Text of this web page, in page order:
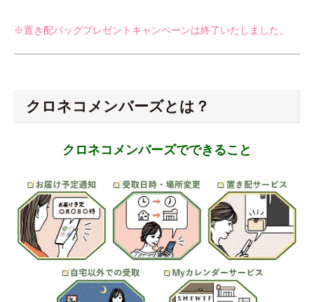
※置き配バッグプレゼントキャンペーンは終了いたしました。
クロネコメンバーズとは？
クロネコメンバーズでできること